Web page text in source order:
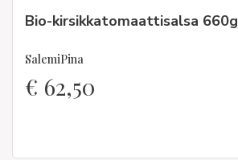
Bio-kirsikkatomaattisalsa 660g
SalemiPina
€ 62,50